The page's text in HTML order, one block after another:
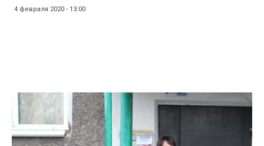
4 февраля 2020 - 13:00